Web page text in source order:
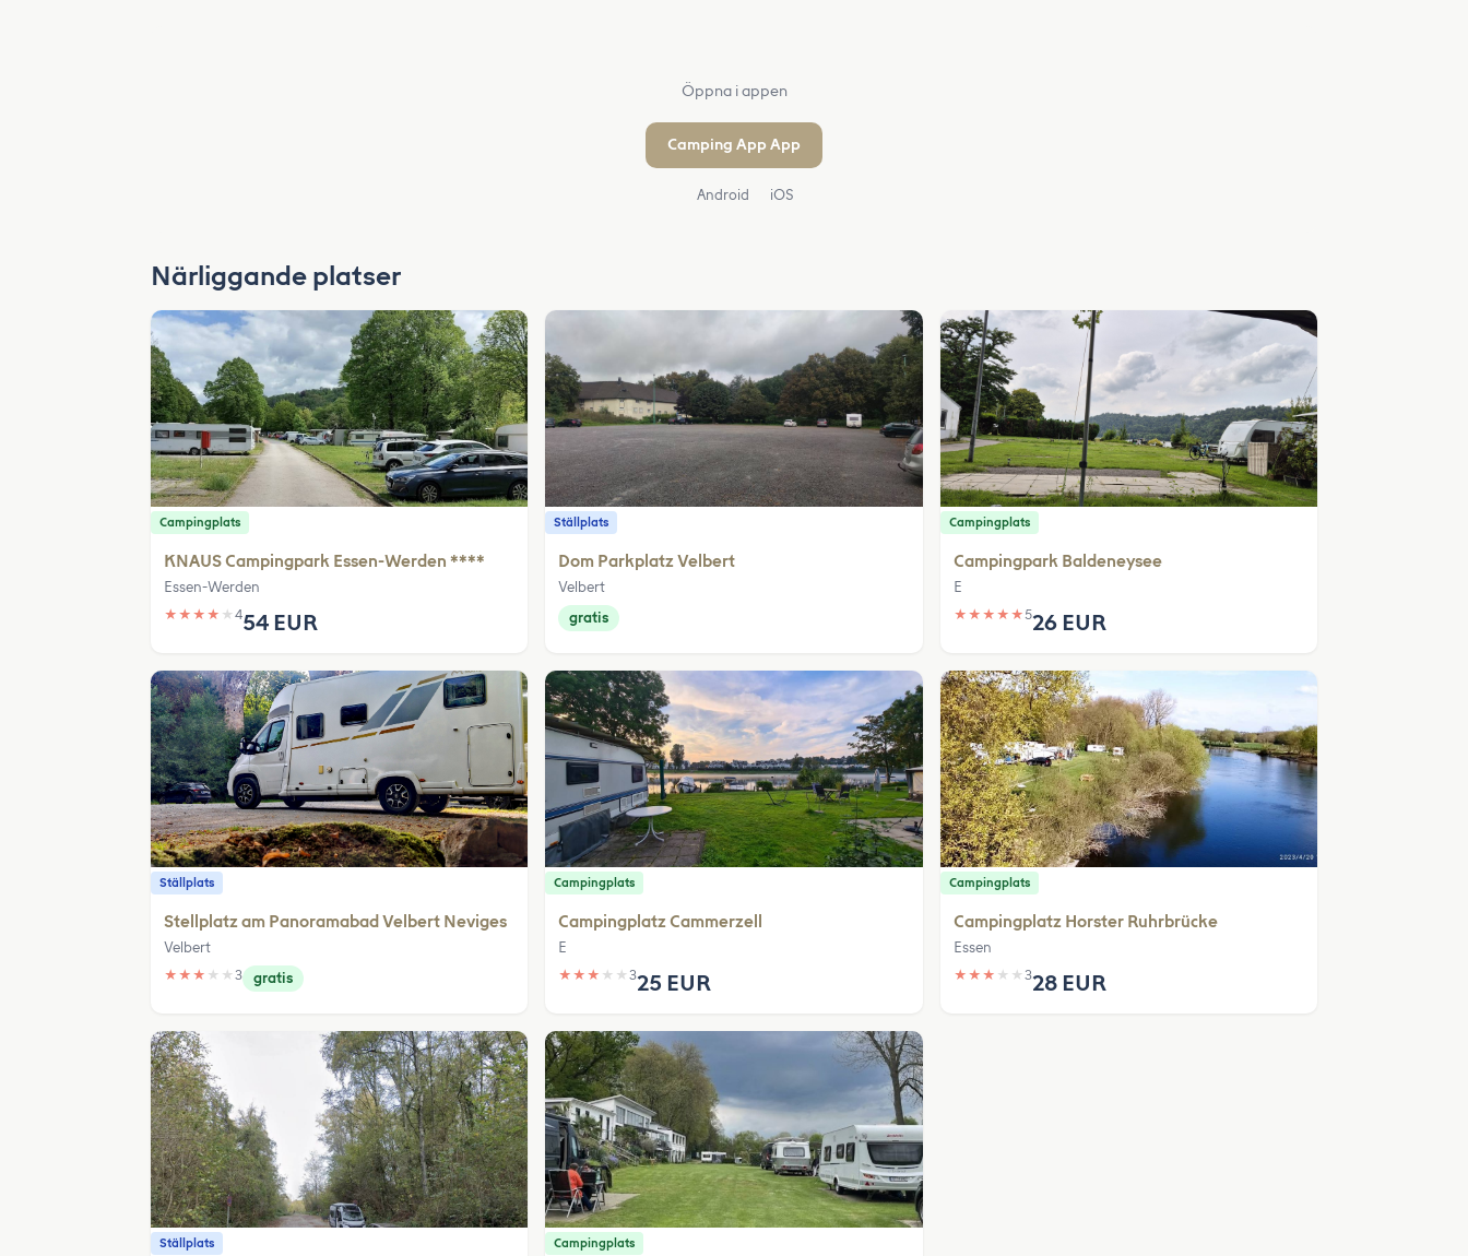
Öppna i appen
Camping App App
Android iOS
Närliggande platser
Campingplats
KNAUS Campingpark Essen-Werden ****
Essen-Werden
★ ★ ★ ★ ★ 454 EUR
Ställplats
Dom Parkplatz Velbert
Velbert
gratis
Campingplats
Campingpark Baldeneysee
E
★ ★ ★ ★ ★526 EUR
Ställplats
Stellplatz am Panoramabad Velbert Neviges
Velbert
★ ★ ★ ★ ★ 3 gratis
Campingplats
Campingplatz Cammerzell
E
★ ★ ★ ★ ★325 EUR
Campingplats
Campingplatz Horster Ruhrbrücke
Essen
★ ★ ★ ★ ★ 328 EUR
Ställplats Campingplats